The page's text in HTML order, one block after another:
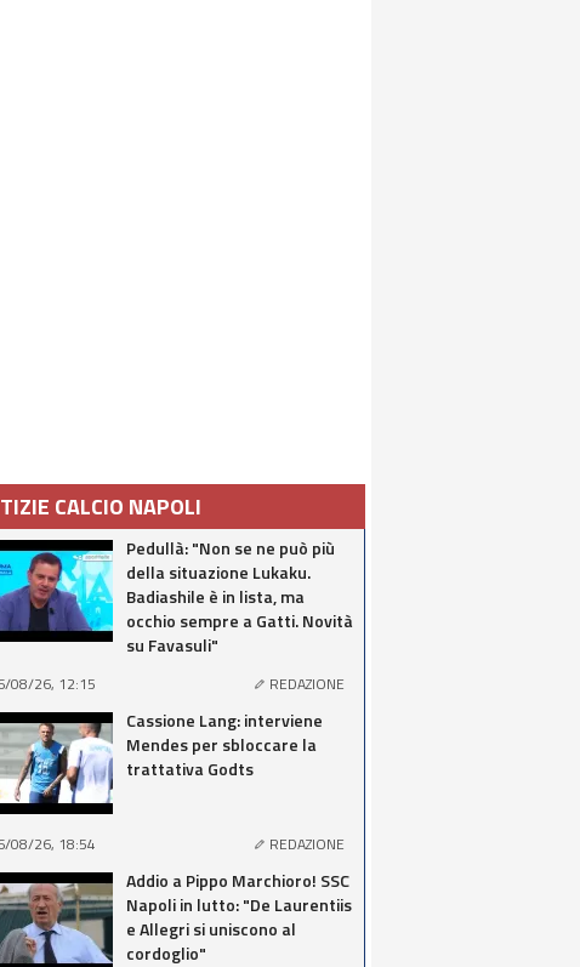
CALCIO NAPOLI
Pedullà: "Non se ne può più
della situazione Lukaku.
Badiashile è in lista, ma
occhio sempre a Gatti. Novità
su Favasuli"
08/26, 12:15 REDAZIONE
Cassione Lang: interviene
Mendes per sbloccare la
trattativa Godts
08/26, 18:54 REDAZIONE
Addio a Pippo Marchioro! SSC
Napoli in lutto: "De Laurentiis
e Allegri si uniscono al
cordoglio"